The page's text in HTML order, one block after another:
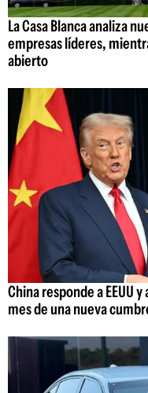
La Casa Blanca analiza
empresas líderes,
abierto
China responde a EEUU
mes de una nueva